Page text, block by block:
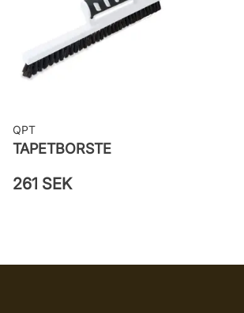
25422
QPT
TAPETBORSTE
261 SEK